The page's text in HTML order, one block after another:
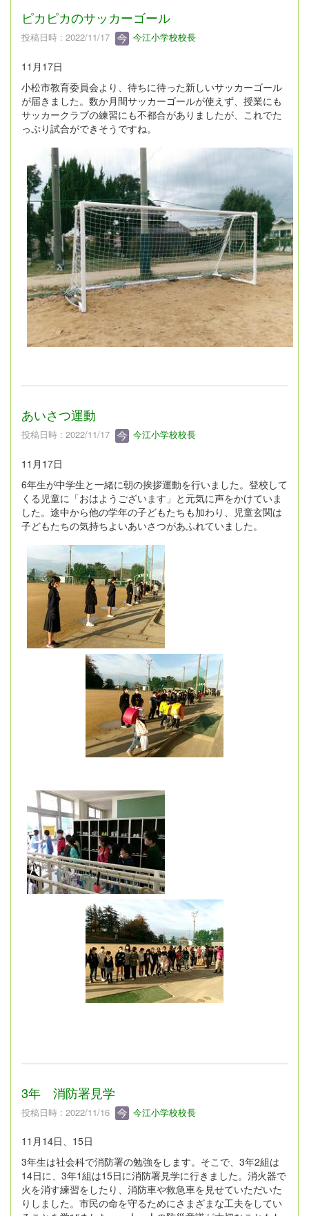
ピカピカのサッカーゴール
投稿日時 : 2022/11/17 今江小学校校長
11月17日
小松市教育委員会より、待ちに待った新しいサッカーゴール
が届きました。数か月間サッカーゴールが使えず、授業にも
サッカークラブの練習にも不都合がありましたが、これでた
っぷり試合ができそうですね。
あいさつ運動
投稿日時 : 2022/11/17 今江小学校校長
11月17日
6年生が中学生と一緒に朝の挨拶運動を行いました。登校して
くる児童に「おはようございます」と元気に声をかけていま
した。途中から他の学年の子どもたちも加わり、児童玄関は
子どもたちの気持ちよいあいさつがあふれていました。
3年 消防署見学
投稿日時 : 2022/11/16 今江小学校校長
11月14日、15日
3年生は社会科で消防署の勉強をします。そこで、3年2組は
14日に、3年1組は15日に消防署見学に行きました。消火器で
火を消す練習をしたり、消防車や救急車を見せていただいた
りしました。市民の命を守るためにさまざまな工夫をしてい